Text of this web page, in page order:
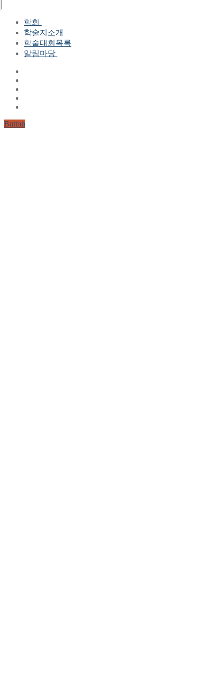
학회
학회장 인사말
현 임원진
역대 임원진
학술지소개
학술대회목록
알림마당
Button